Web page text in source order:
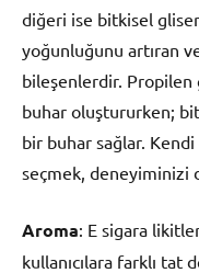
diğeri ise bitkisel
yoğunluğunu artıran
bileşenlerdir.
buhar oluştururken;
bir buhar sağlar. Kendi
seçmek, deneyiminizi
Aroma: E sigara
kullanıcılara farklı tat